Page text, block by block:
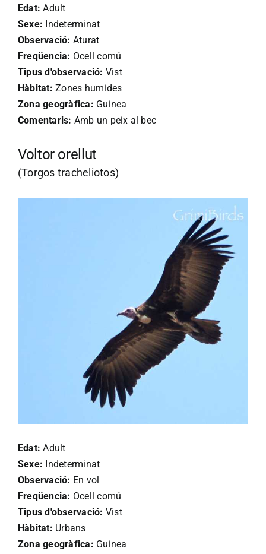
Edat: Adult
Sexe: Indeterminat
Observació: Aturat
Freqüencia: Ocell comú
Tipus d'observació: Vist
Hàbitat: Zones humides
Zona geogràfica: Guinea
Comentaris: Amb un peix al bec
Voltor orellut
(Torgos tracheliotos)
Edat: Adult
Sexe: Indeterminat
Observació: En vol
Freqüencia: Ocell comú
Tipus d'observació: Vist
Hàbitat: Urbans
Zona geogràfica: Guinea